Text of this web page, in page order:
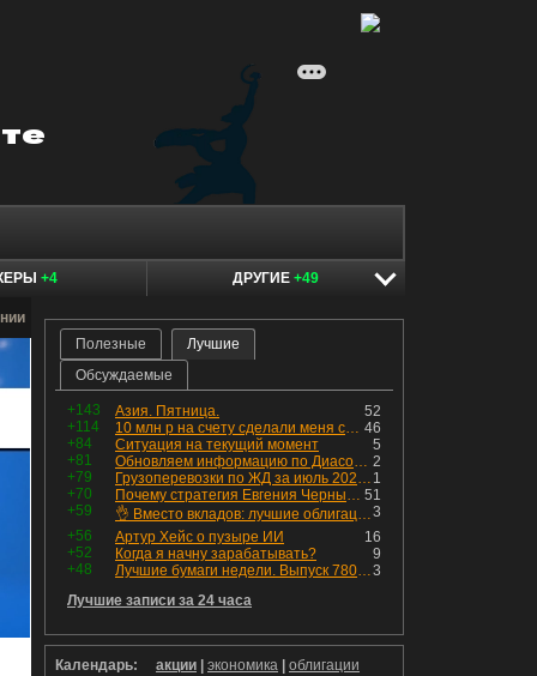
+4 ДРУГИЕ +49
Полезные
Лучшие
Обсуждаемые
+143 52
Азия. Пятница.
+114
46
10 млн р на счету сделали меня счастливым? Ожидание vs Реальность!
+84
5
Ситуация на текущий момент
+81
2
Обновляем информацию по Диасофту: дивиденды и выкуп
+79
1
Грузоперевозки по ЖД за июль 2026 г. — четвёртый месяц подряд роста, чёрные металлы на уровне прошлого года, а каменный уголь в плюсе.
+70
51
Почему стратегия Евгения Черных приведет вас к убыткам в 2026 году
+59
3
👌 Вместо вкладов: лучшие облигации — только супер надёжные
+56
16
Артур Хейс о пузыре ИИ
+52
9
Когда я начну зарабатывать?
+48
3
Лучшие бумаги недели. Выпуск 780 – обновления для пятницы
Лучшие записи за 24 часа
Календарь: акции экономика
облигации